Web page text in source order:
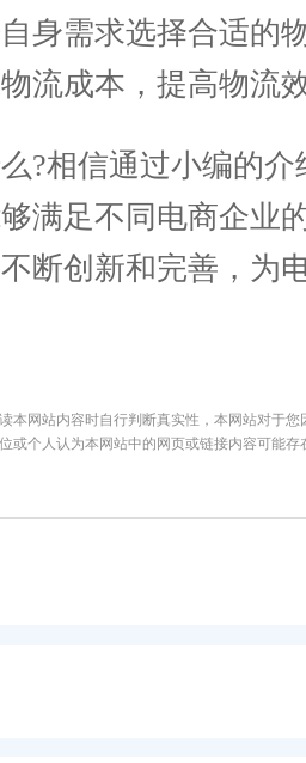
身需求选择合适的
流成本，提高物流效
相信通过小编的介
满足不同电商企业
断创新和完善，为
网站内容时自行判断真实性，本网站对于
个人认为本网站中的网页或链接内容可能